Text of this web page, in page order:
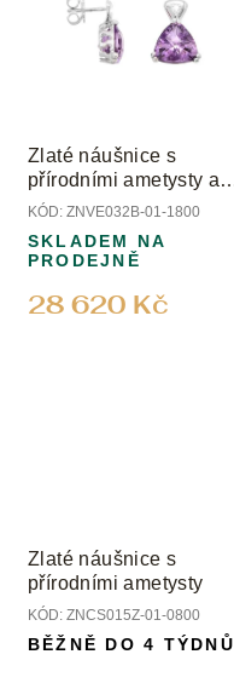
Zlaté náušnice s
přírodními ametysty a
diamanty
KÓD: ZNVE032B-01-1800
28 620 Kč
SKLADEM NA
PRODEJNĚ
Zlaté náušnice s
přírodními ametysty
KÓD: ZNCS015Z-01-0800
BĚŽNĚ DO 4 TÝDNŮ